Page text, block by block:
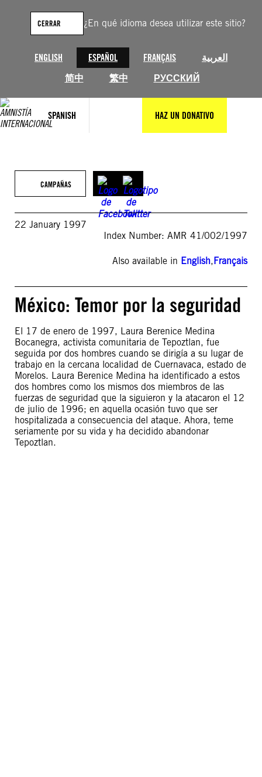
¿En qué idioma desea utilizar este sitio?
ENGLISH ESPAÑOL FRANÇAIS
العربية
简中
繁中 РУССКИЙ
CERRAR
SPANISH HAZ UN DONATIVO
contenido
CAMPAÑAS
22 January 1997
Index Number: AMR 41/002/1997
Also available in English,Français
México: Temor por la seguridad
El 17 de enero de 1997, Laura Berenice Medina
Bocanegra, activista comunitaria de Tepoztlan, fue
seguida por dos hombres cuando se dirigía a su lugar de
trabajo en la cercana localidad de Cuernavaca, estado de
Morelos. Laura Berenice Medina ha identificado a estos
dos hombres como los mismos dos miembros de las
fuerzas de seguridad que la siguieron y la atacaron el 12
de julio de 1996; en aquella ocasión tuvo que ser
hospitalizada a consecuencia del ataque. Ahora, teme
seriamente por su vida y ha decidido abandonar
Tepoztlan.